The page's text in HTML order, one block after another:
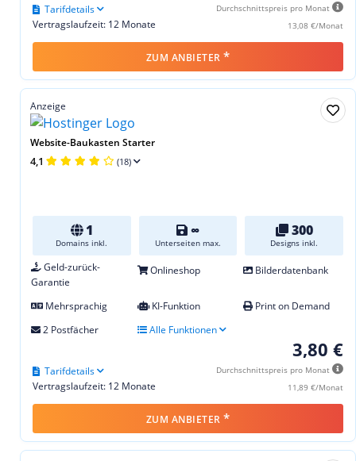
Durchschnittspreis pro Monat
13,08 €/Monat
Vertragslaufzeit: 12 Monate
Tarifdetails
ZUM ANBIETER *
Anzeige
Website-Baukasten Starter
4,1 (18)
1
Domains inkl.
∞
Unterseiten max.
300
Designs inkl.
Geld-zurück-
Garantie
Onlineshop Bilderdatenbank
Mehrsprachig KI-Funktion
Print on Demand
2 Postfächer
Alle Funktionen
3,80 €
Durchschnittspreis pro Monat
11,89 €/Monat
Vertragslaufzeit: 12 Monate
Tarifdetails
ZUM ANBIETER *